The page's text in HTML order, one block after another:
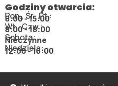
Godziny otwarcia:
Pon., Śr., Pt.:
8:00 - 15:00
Wt., Czw.:
8:00 - 18:00
Sobota:
Nieczynne
Niedziela:
12:00 - 16:00